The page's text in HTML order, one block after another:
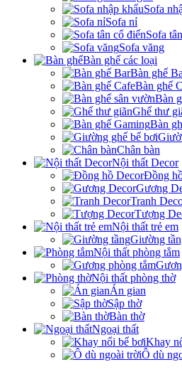
Sofa
Sofa nỉ
Sofa
Sofa văng
Bàn ghế các loại
Bàn ghế
Bàn ghế
Bàn
Ghế thư
Bàn
Chân bàn
Nội thất Decor
Đồng
Gương
Tranh
Tượng
Nội thất trẻ em
Giường
Nội thất phòng tắm
Nội thất phòng thờ
Án gian
Sập thờ
Bàn thờ
Ngoại thất
Khay
Ô dù